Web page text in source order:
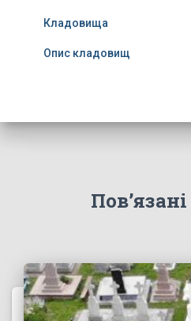
Кладовища
Опис кладовищ